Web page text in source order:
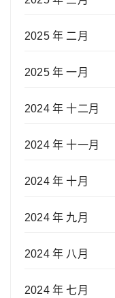
2025 年 二月
2025 年 一月
2024 年 十二月
2024 年 十一月
2024 年 十月
2024 年 九月
2024 年 八月
2024 年 七月